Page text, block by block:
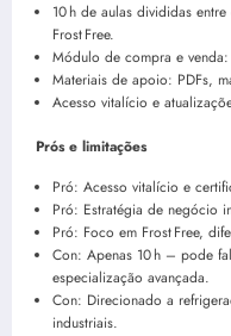
10 h de aulas divididas
Frost Free.
Módulo de compra e
Materiais de apoio: PDFs,
Acesso vitalício e
Prós e limitações
Pró: Acesso vitalício e
Pró: Estratégia de negócio
Pró: Foco em Frost Free,
Con: Apenas 10 h – pode
especialização avançada.
Con: Direcionado a
industriais.